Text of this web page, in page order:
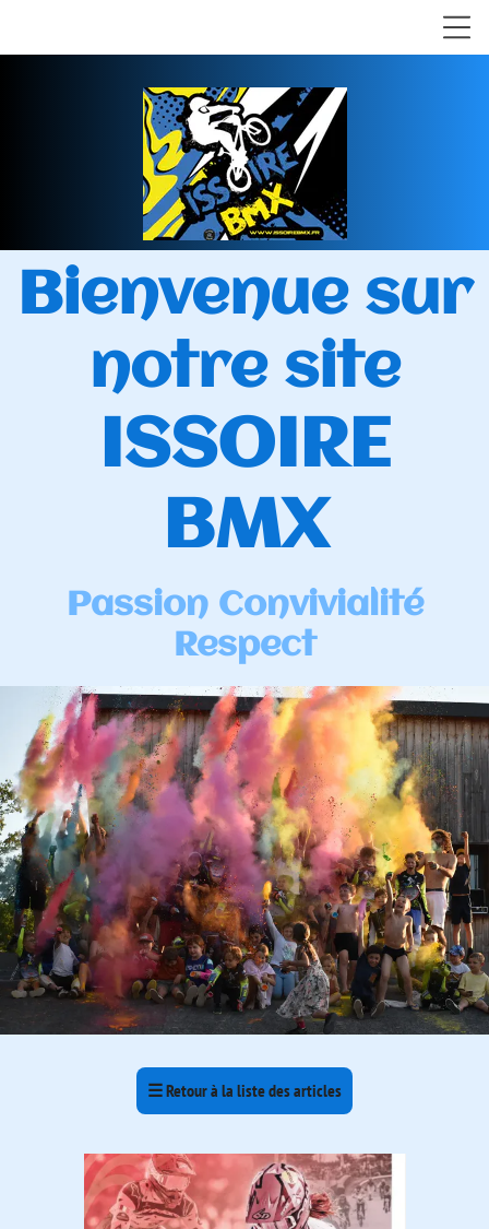
Bienvenue sur
notre site
ISSOIRE
BMX
Passion Convivialité
Respect
☰Retour à la liste des articles